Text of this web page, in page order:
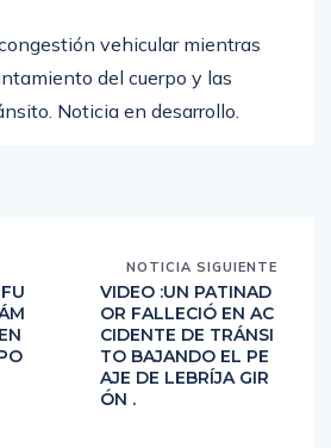
vehicular mientras
del cuerpo y las
Noticia en desarrollo.
NOTICIA SIGUIENTE
VIDEO :UN PATINAD
OR FALLECIÓ EN AC
CIDENTE DE TRÁNSI
TO BAJANDO EL PE
AJE DE LEBRÍJA GIR
ÓN .